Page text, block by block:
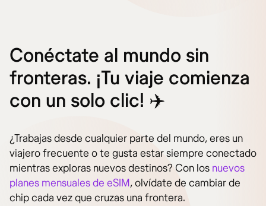
Conéctate al mundo sin
fronteras. ¡Tu viaje comienza
con un solo clic! ✈️
¿Trabajas desde cualquier parte del mundo, eres un
viajero frecuente o te gusta estar siempre conectado
mientras exploras nuevos destinos? Con los nuevos
planes mensuales de eSIM, olvídate de cambiar de
chip cada vez que cruzas una frontera.